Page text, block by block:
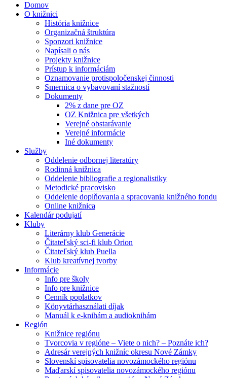
Domov
O knižnici
História knižnice
Organizačná štruktúra
Sponzori knižnice
Napísali o nás
Projekty knižnice
Prístup k informáciám
Oznamovanie protispoločenskej činnosti
Smernica o vybavovaní stažností
Dokumenty
2% z dane pre OZ
OZ Knižnica pre všetkých
Verejné obstarávanie
Verejné informácie
Iné dokumenty
Služby
Oddelenie odbornej literatúry
Rodinná knižnica
Oddelenie bibliografie a regionalistiky
Metodické pracovisko
Oddelenie doplňovania a spracovania knižného fondu
Online knižnica
Kalendár podujatí
Kluby
Literárny klub Generácie
Čitateľský sci-fi klub Orion
Čitateľský klub Puella
Klub kreatívnej tvorby
Informácie
Info pre školy
Info pre knižnice
Cenník poplatkov
Könyvtárhasználati díjak
Manuál k e-knihám a audioknihám
Región
Knižnice regiónu
Tvorcovia v regióne – Viete o nich? – Poznáte ich?
Adresár verejných knižníc okresu Nové Zámky
Slovenskí spisovatelia novozámockého regiónu
Maďarskí spisovatelia novozámockého regiónu